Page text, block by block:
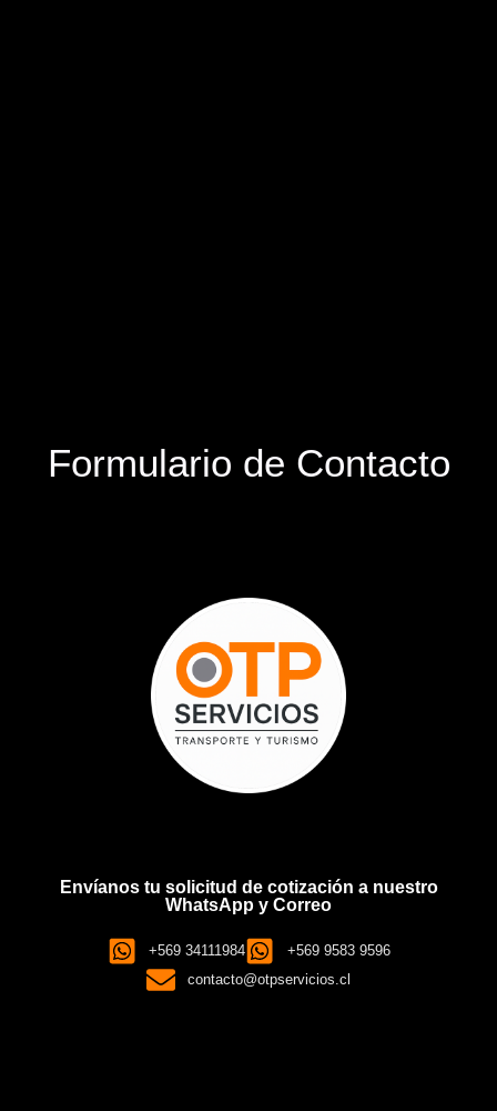
Formulario de Contacto
Envíanos tu solicitud de cotización a nuestro
WhatsApp y Correo
+569 34111984
+569 9583 9596
contacto@otpservicios.cl